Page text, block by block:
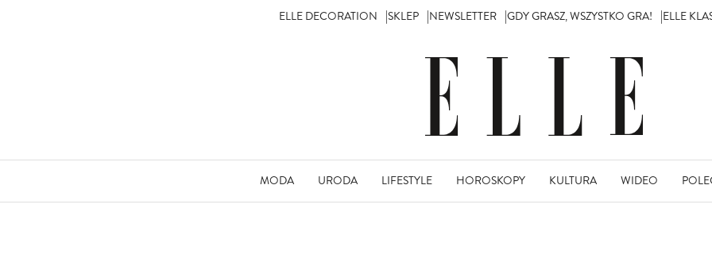
ELLE DECORATION SKLEP NEWSLETTER GDY GRASZ, WSZYSTKO GRA! ELLE
MODA URODA LIFESTYLE HOROSKOPY KULTURA WIDEO